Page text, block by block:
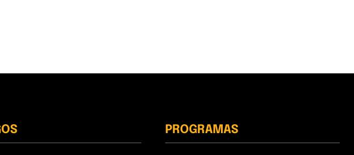
PROGRAMAS